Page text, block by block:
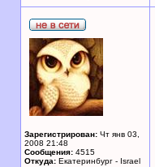
Зарегистрирован: Чт янв 03,
2008 21:48
Сообщения: 4515
Откуда: Екатеринбург - Israel